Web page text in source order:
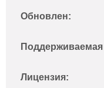
Обновлен:
Лицензия: